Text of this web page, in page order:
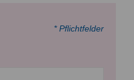
* Pflichtfelder